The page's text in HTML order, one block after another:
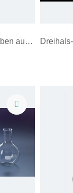
Zweihals-Rundkolben aus Borosilikatglas